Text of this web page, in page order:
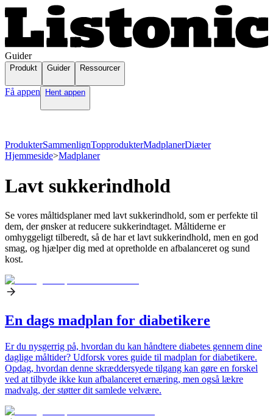
Guider
Produkt Guider Ressourcer
Få appen Hent appen
ProdukterSammenlignTopprodukterMadplanerDiæter
Hjemmeside>Madplaner
Lavt sukkerindhold
Se vores måltidsplaner med lavt sukkerindhold, som er perfekte til
dem, der ønsker at reducere sukkerindtaget. Måltiderne er
omhyggeligt tilberedt, så de har et lavt sukkerindhold, men en god
smag, og hjælper dig med at opretholde en afbalanceret og sund
kost.
En dags madplan for diabetikere
Er du nysgerrig på, hvordan du kan håndtere diabetes gennem dine
daglige måltider? Udforsk vores guide til madplan for diabetikere.
Opdag, hvordan denne skræddersyede tilgang kan gøre en forskel
ved at tilbyde ikke kun afbalanceret ernæring, men også lækre
madvalg, der støtter dit samlede velvære.